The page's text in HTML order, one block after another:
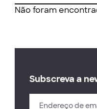
Não foram
Subscreva a